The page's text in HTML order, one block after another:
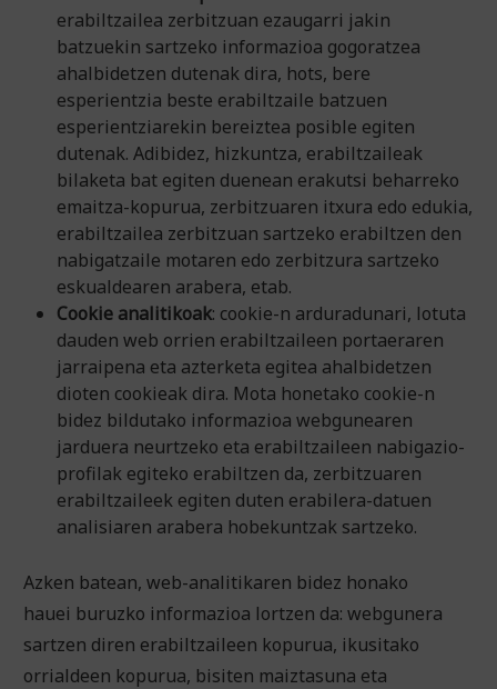
erabiltzailea zerbitzuan ezaugarri jakin
batzuekin sartzeko informazioa gogoratzea
ahalbidetzen dutenak dira, hots, bere
esperientzia beste erabiltzaile batzuen
esperientziarekin bereiztea posible egiten
dutenak. Adibidez, hizkuntza, erabiltzaileak
bilaketa bat egiten duenean erakutsi beharreko
emaitza-kopurua, zerbitzuaren itxura edo edukia,
erabiltzailea zerbitzuan sartzeko erabiltzen den
nabigatzaile motaren edo zerbitzura sartzeko
eskualdearen arabera, etab.
Cookie analitikoak: cookie-n arduradunari, lotuta
dauden web orrien erabiltzaileen portaeraren
jarraipena eta azterketa egitea ahalbidetzen
dioten cookieak dira. Mota honetako cookie-n
bidez bildutako informazioa webgunearen
jarduera neurtzeko eta erabiltzaileen nabigazio-
profilak egiteko erabiltzen da, zerbitzuaren
erabiltzaileek egiten duten erabilera-datuen
analisiaren arabera hobekuntzak sartzeko.
Azken batean, web-analitikaren bidez honako
hauei buruzko informazioa lortzen da: webgunera
sartzen diren erabiltzaileen kopurua, ikusitako
orrialdeen kopurua, bisiten maiztasuna eta